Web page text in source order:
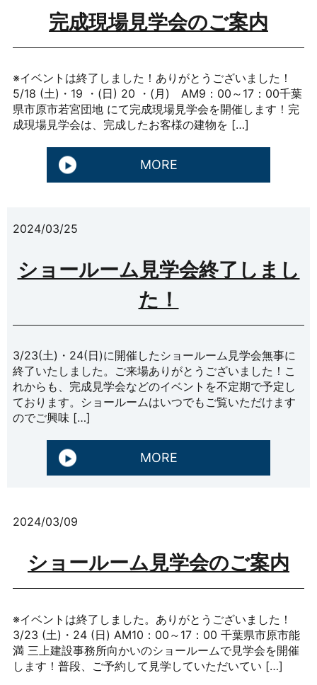
完成現場見学会のご案内
※イベントは終了しました！ありがとうございました！
5/18 (土)・19 ・(日) 20 ・(月) AM9：00～17：00千葉
県市原市若宮団地 にて完成現場見学会を開催します！完
成現場見学会は、完成したお客様の建物を […]
MORE
2024/03/25
ショールーム見学会終了しまし
た！
3/23(土)・24(日)に開催したショールーム見学会無事に
終了いたしました。ご来場ありがとうございました！こ
れからも、完成見学会などのイベントを不定期で予定し
ております。ショールームはいつでもご覧いただけます
のでご興味 […]
MORE
2024/03/09
ショールーム見学会のご案内
※イベントは終了しました。ありがとうございました！
3/23 (土)・24 (日) AM10：00～17：00 千葉県市原市能
満 三上建設事務所向かいのショールームで見学会を開催
します！普段、ご予約して見学していただいてい […]